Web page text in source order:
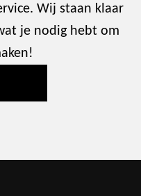
Wij staan klaar
je nodig hebt om